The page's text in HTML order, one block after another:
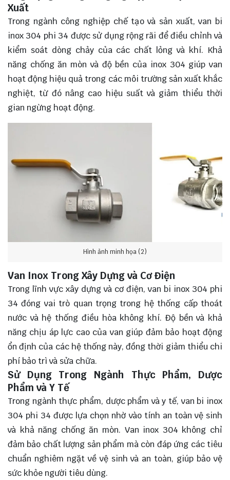
Xuất
Trong ngành công nghiệp chế tạo và sản xuất, van bi
inox 304 phi 34 được sử dụng rộng rãi để điều chỉnh và
kiểm soát dòng chảy của các chất lỏng và khí. Khả
năng chống ăn mòn và độ bền của inox 304 giúp van
hoạt động hiệu quả trong các môi trường sản xuất khắc
nghiệt, từ đó nâng cao hiệu suất và giảm thiểu thời
gian ngừng hoạt động.
Hình ảnh minh họa (2)
Van Inox Trong Xây Dựng và Cơ Điện
Trong lĩnh vực xây dựng và cơ điện, van bi inox 304 phi
34 đóng vai trò quan trọng trong hệ thống cấp thoát
nước và hệ thống điều hòa không khí. Độ bền và khả
năng chịu áp lực cao của van giúp đảm bảo hoạt động
ổn định của các hệ thống này, đồng thời giảm thiểu chi
phí bảo trì và sửa chữa.
Sử Dụng Trong Ngành Thực Phẩm, Dược
Phẩm và Y Tế
Trong ngành thực phẩm, dược phẩm và y tế, van bi inox
304 phi 34 được lựa chọn nhờ vào tính an toàn vệ sinh
và khả năng chống ăn mòn. Van inox 304 không chỉ
đảm bảo chất lượng sản phẩm mà còn đáp ứng các tiêu
chuẩn nghiêm ngặt về vệ sinh và an toàn, giúp bảo vệ
sức khỏe người tiêu dùng.